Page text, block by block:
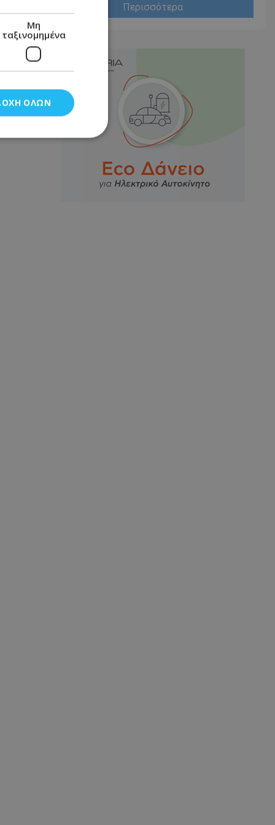
Περισσότερα
Μη
ταξινομημένα
ΌΛΩΝ
και τη
cookies.
του χρήστη
και
σύμφωνα με τον
από το
για την
με την
δεδομένα
του
με διάφορες
ανθρώπων
προκειμένου να
είναι
της
με
Cookie-
θυμάται τις
cookie
το
Script.com